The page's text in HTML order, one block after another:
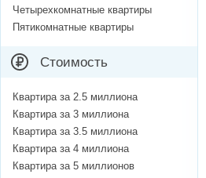
Четырехкомнатные квартиры
Пятикомнатные квартиры
Стоимость
Квартира за 2.5 миллиона
Квартира за 3 миллиона
Квартира за 3.5 миллиона
Квартира за 4 миллиона
Квартира за 5 миллионов